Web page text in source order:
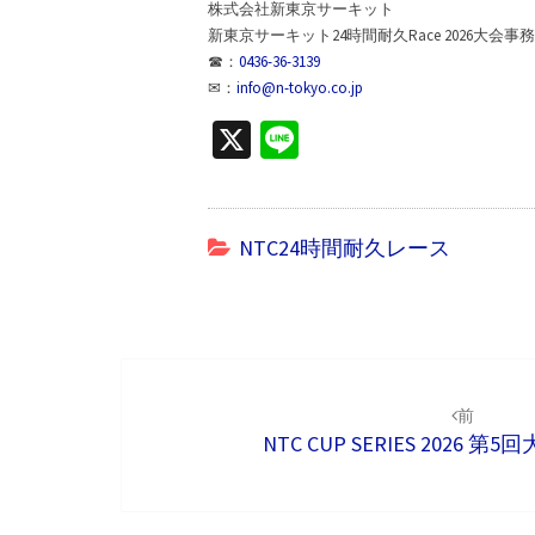
株式会社新東京サーキット
新東京サーキット24時間耐久Race 2026大会事
☎： 0436-36-3139
✉： info@n-tokyo.co.jp
X
e
NTC24時間耐久レース
前
NTC CUP SERIES 2026 第5